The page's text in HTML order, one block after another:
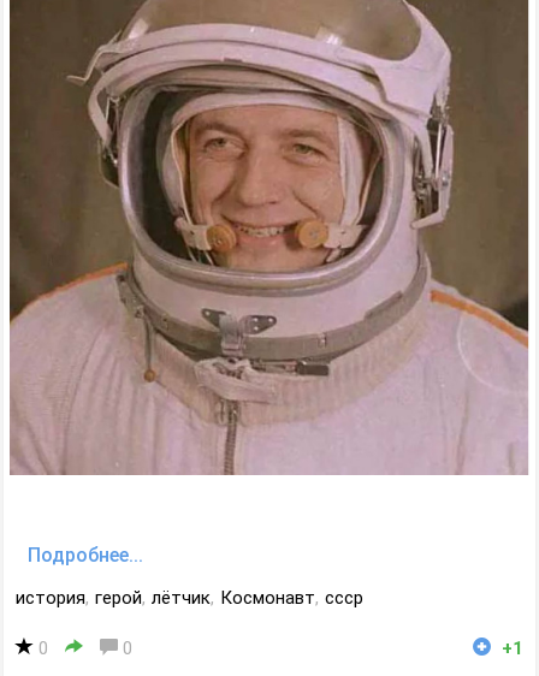
Подробнее...
история, герой, лётчик, Космонавт, ссср
0 0 +1